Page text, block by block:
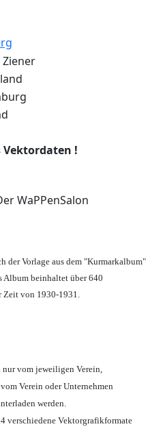
Vektordaten !
WaPPenSalon
der Vorlage aus dem "Kurmarkalbum"
Album beinhaltet über 640
von 1930-1931.
vom jeweiligen Verein,
Verein oder Unternehmen
werden.
verschiedene Vektorgrafikformate